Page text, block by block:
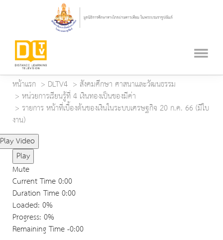
หน้าแรก DLTV4
สังคมศึกษา ศาสนาและวัฒนธรรม
หน่วยการเรียนรู้ที่ 4 เงินทองเป็นของมีค่า
รายการ หน้าที่เบื้องต้นของเงินในระบบเศรษฐกิจ 20 ก.ค. 66 (มีใบ
งาน)
Play Video
Play
Mute
Current Time0:00
Duration Time0:00
Loaded: 0%
Progress: 0%
Remaining Time-0:00